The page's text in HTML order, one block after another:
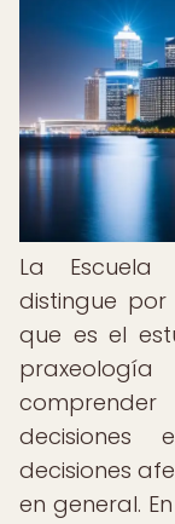
La
distingue
que es el
decisiones
decisiones
en general.